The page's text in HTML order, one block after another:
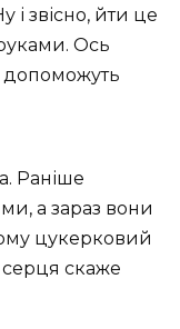
і звісно, йти це
Ось
допоможуть
Раніше
а зараз вони
цукерковий
серця скаже